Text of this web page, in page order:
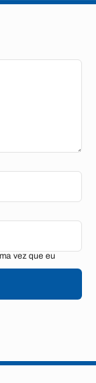
vez que eu